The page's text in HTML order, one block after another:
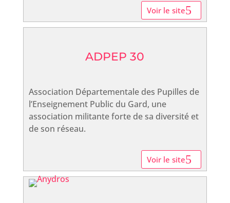
Voir le site
ADPEP 30
Association Départementale des Pupilles de
l’Enseignement Public du Gard, une
association militante forte de sa diversité et
de son réseau.
Voir le site